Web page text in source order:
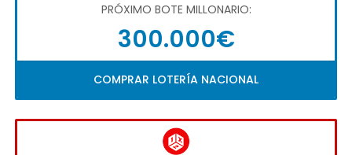
PRÓXIMO BOTE MILLONARIO:
300.000€
COMPRAR LOTERÍA NACIONAL